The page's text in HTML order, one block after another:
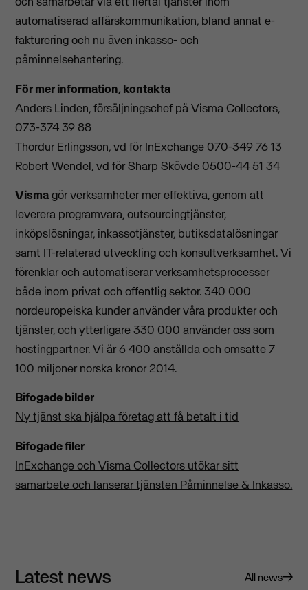
automatiserad affärskommunikation, bland annat e-
fakturering och nu även inkasso- och
påminnelsehantering.
För mer information, kontakta
Anders Linden, försäljningschef på Visma Collectors,
073-374 39 88
Thordur Erlingsson, vd för InExchange 070-349 76 13
Robert Wendel, vd för Sharp Skövde 0500-44 51 34
Vismagör verksamheter mer effektiva, genom att
leverera programvara, outsourcingtjänster,
inköpslösningar, inkassotjänster, butiksdatalösningar
samt IT-relaterad utveckling och konsultverksamhet. Vi
förenklar och automatiserar verksamhetsprocesser
både inom privat och offentlig sektor. 340 000
nordeuropeiska kunder använder våra produkter och
tjänster, och ytterligare 330 000 använder oss som
hostingpartner. Vi är 6 400 anställda och omsatte 7
100 miljoner norska kronor 2014.
Bifogade bilder
Ny tjänst ska hjälpa företag att få betalt i tid
Bifogade filer
InExchange och Visma Collectors utökar sitt
samarbete och lanserar tjänsten Påminnelse & Inkasso.
Latest news All news